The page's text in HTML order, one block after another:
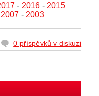
- 2016 - 2015
2007 - 2003
0 příspěvků v diskuzi